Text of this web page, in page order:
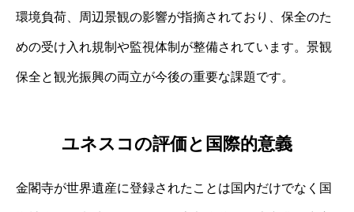
環境負荷、周辺景観の影響が指摘されており、保全のた
めの受け入れ規制や監視体制が整備されています。景観
保全と観光振興の両立が今後の重要な課題です。
ユネスコの評価と国際的意義
金閣寺が世界遺産に登録されたことは国内だけでなく国